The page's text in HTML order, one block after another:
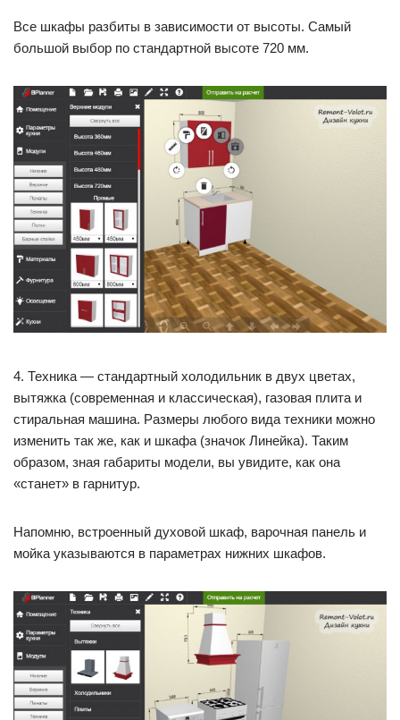
Все шкафы разбиты в зависимости от высоты. Самый
большой выбор по стандартной высоте 720 мм.
4. Техника — стандартный холодильник в двух цветах,
вытяжка (современная и классическая), газовая плита и
стиральная машина. Размеры любого вида техники можно
изменить так же, как и шкафа (значок Линейка). Таким
образом, зная габариты модели, вы увидите, как она
«станет» в гарнитур.
Напомню, встроенный духовой шкаф, варочная панель и
мойка указываются в параметрах нижних шкафов.